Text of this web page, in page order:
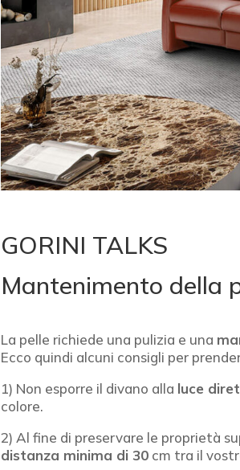
GORINI TALKS
Mantenimento della
La pelle richiede una pulizia e una
Ecco quindi alcuni consigli per
1) Non esporre il divano alla luce
colore.
2) Al fine di preservare le proprietà
distanza minima di 30 cm tra il